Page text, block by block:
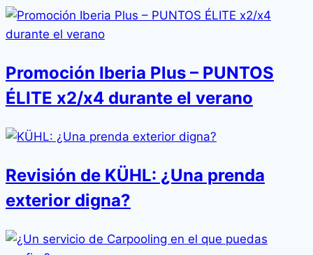
Promoción Iberia Plus – PUNTOS
ÉLITE x2/x4 durante el verano
Revisión de KÜHL: ¿Una prenda
exterior digna?